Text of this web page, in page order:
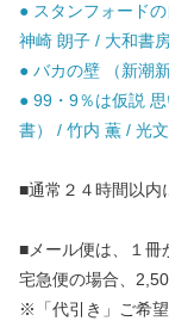
● スタンフォード
神崎 朗子 / 大和書
● バカの壁 （新潮
● 99・9％は仮説
書） / 竹内 薫 / 光
■通常２４時間以内
■メール便は、１冊
宅急便の場合、
※「代引き」ご希望